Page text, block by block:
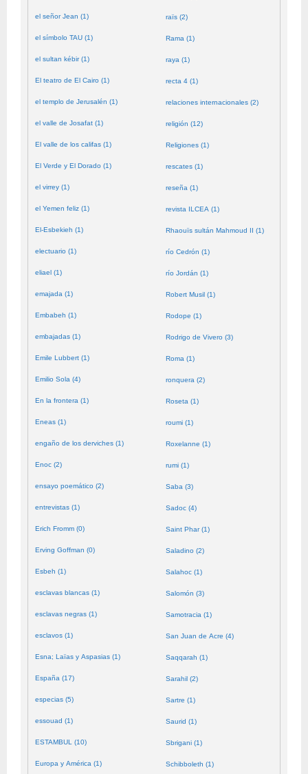
el señor Jean (1)
el símbolo TAU (1)
el sultan kébir (1)
El teatro de El Cairo (1)
el templo de Jerusalén (1)
el valle de Josafat (1)
El valle de los califas (1)
El Verde y El Dorado (1)
el virrey (1)
el Yemen feliz (1)
El-Esbekieh (1)
electuario (1)
eliael (1)
emajada (1)
Embabeh (1)
embajadas (1)
Emile Lubbert (1)
Emilio Sola (4)
En la frontera (1)
Eneas (1)
engaño de los derviches (1)
Enoc (2)
ensayo poemático (2)
entrevistas (1)
Erich Fromm (0)
Erving Goffman (0)
Esbeh (1)
esclavas blancas (1)
esclavas negras (1)
esclavos (1)
Esna; Laïas y Aspasias (1)
España (17)
especias (5)
essouad (1)
ESTAMBUL (10)
Europa y América (1)
raïs (2)
Rama (1)
raya (1)
recta 4 (1)
relaciones internacionales (2)
religión (12)
Religiones (1)
rescates (1)
reseña (1)
revista ILCEA (1)
Rhaouïs sultán Mahmoud II (1)
río Cedrón (1)
río Jordán (1)
Robert Musil (1)
Rodope (1)
Rodrigo de Vivero (3)
Roma (1)
ronquera (2)
Roseta (1)
roumi (1)
Roxelanne (1)
rumi (1)
Saba (3)
Sadoc (4)
Saint Phar (1)
Saladino (2)
Salahoc (1)
Salomón (3)
Samotracia (1)
San Juan de Acre (4)
Saqqarah (1)
Sarahil (2)
Sartre (1)
Saurid (1)
Sbrigani (1)
Schibboleth (1)